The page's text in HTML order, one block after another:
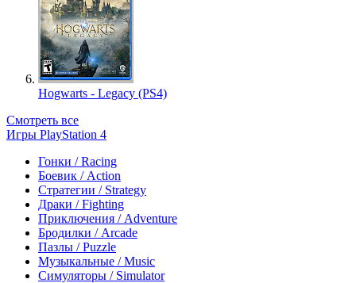
Hogwarts - Legacy (PS4)
Смотреть все
Игры PlayStation 4
Гонки / Racing
Боевик / Action
Стратегии / Strategy
Драки / Fighting
Приключения / Adventure
Бродилки / Arcade
Пазлы / Puzzle
Музыкальные / Music
Симуляторы / Simulator